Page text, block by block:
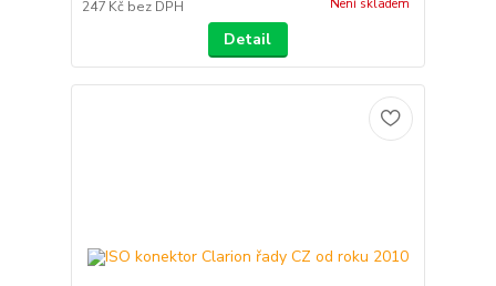
247 Kč bez DPH Není skladem
Detail